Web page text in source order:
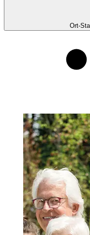
Ort-